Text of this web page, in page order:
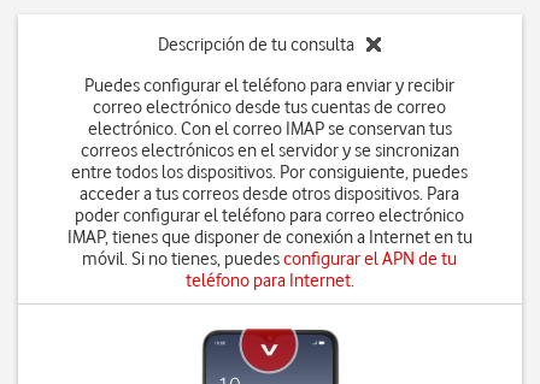
Descripción de tu consulta
Puedes configurar el teléfono para enviar y recibir
correo electrónico desde tus cuentas de correo
electrónico. Con el correo IMAP se conservan tus
correos electrónicos en el servidor y se sincronizan
entre todos los dispositivos. Por consiguiente, puedes
acceder a tus correos desde otros dispositivos. Para
poder configurar el teléfono para correo electrónico
IMAP, tienes que disponer de conexión a Internet en tu
móvil. Si no tienes, puedesconfigurar el APN de tu
teléfono para Internet.